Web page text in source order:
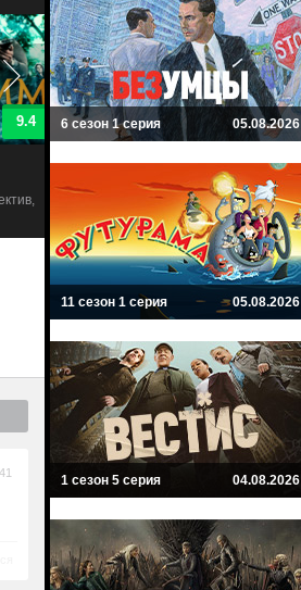
с
9.4 8.3
От заката до рассвета
Ужасы, Драма, Триллер, Мистика
6 сезон 1 серия 05.08.2026
11 сезон 1 серия 05.08.2026
1 сезон 5 серия 04.08.2026